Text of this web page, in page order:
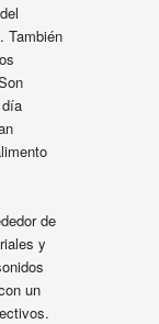
También
de
y
un